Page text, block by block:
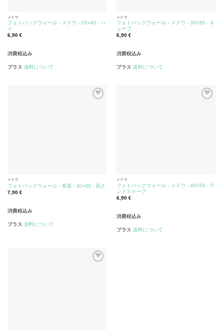
メドウ
フォトバックウォール - メドウ - 20×40 - ハ
イ
6,90 €
消費税込み
プラス 送料について
メドウ
フォトバックウォール - メドウ - 30×30 - キ
ューブ
6,90 €
消費税込み
プラス 送料について
メドウ
フォトバックウォール - 草原 - 30×60 - 高さ
7,90 €
消費税込み
プラス 送料について
メドウ
フォトバックウォール - メドウ - 40×20 - ラ
ンドスケープ
6,90 €
消費税込み
プラス 送料について